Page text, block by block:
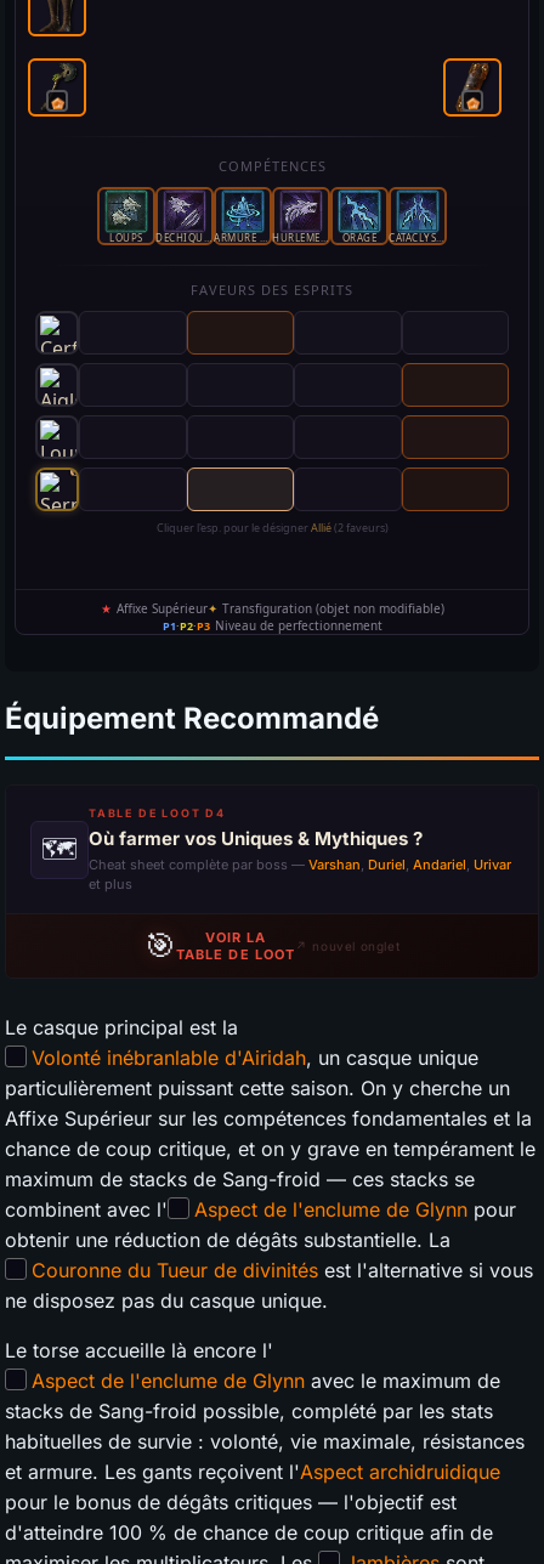
Équipement Recommandé
🗺
TABLE DE LOOT D4
Où farmer vos Uniques & Mythiques ?
Cheat sheet complète par boss — Varshan, Duriel, Andariel, Urivar
et plus
🎯
VOIR LA
TABLE DE LOOT ↗ nouvel onglet
Le casque principal est la
Volonté inébranlable d'Airidah, un casque unique
particulièrement puissant cette saison. On y cherche un
Affixe Supérieur sur les compétences fondamentales et la
chance de coup critique, et on y grave en tempérament le
maximum de stacks de Sang-froid — ces stacks se
combinent avec l'
Aspect de l'enclume de Glynn pour
obtenir une réduction de dégâts substantielle. La
Couronne du Tueur de divinités est l'alternative si vous
ne disposez pas du casque unique.
Le torse accueille là encore l'
Aspect de l'enclume de Glynn avec le maximum de
stacks de Sang-froid possible, complété par les stats
habituelles de survie : volonté, vie maximale, résistances
et armure. Les gants reçoivent l'Aspect archidruidique
pour le bonus de dégâts critiques — l'objectif est
d'atteindre 100 % de chance de coup critique afin de